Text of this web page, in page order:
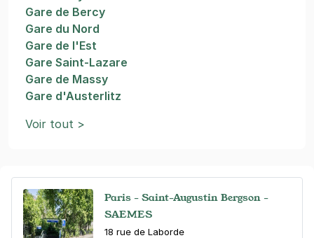
Paris - Saint-Augustin Bergson -
SAEMES
18 rue de Laborde
Gare de Bercy
Gare du Nord
Gare de l'Est
Gare Saint-Lazare
Gare de Massy
Gare d'Austerlitz
Voir tout >